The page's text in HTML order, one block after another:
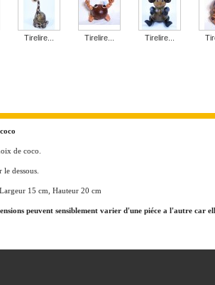
Tirelire... Tirelire... Tirelire...
de coco.
dessous.
15 cm, Hauteur 20 cm
peuvent sensiblement varier d'une piéce a l'autre car